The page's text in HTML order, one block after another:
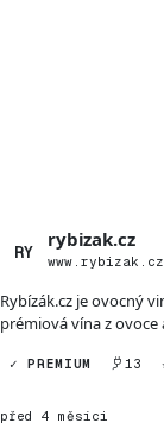
RY
rybizak.cz
www.rybizak.cz
Rybízák.cz je ovocný
prémiová vína z ovoce
✓ PREMIUM 13
před 4 měsíci